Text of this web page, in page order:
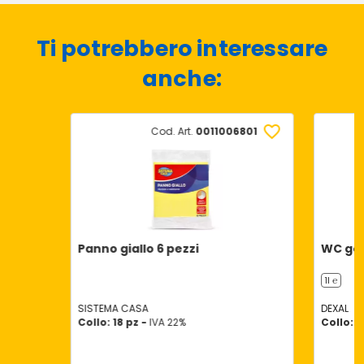
Ti potrebbero interessare
anche:
Cod. Art. 0011006801
Panno giallo 6 pezzi
SISTEMA CASA
Collo: 18 pz - IVA 22%
WC
1l ℮
DEXAL
Collo: